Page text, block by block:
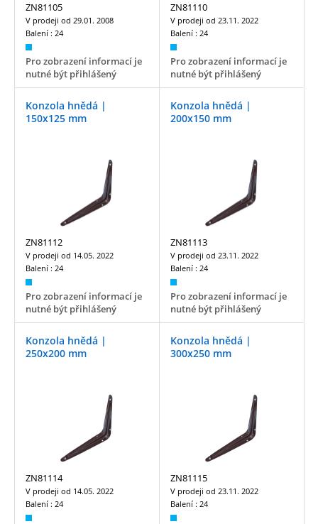
ZN81105
V prodeji od 29.01. 2008
Balení : 24
Pro zobrazení informací je
nutné být přihlášený
ZN81110
V prodeji od 23.11. 2022
Balení : 24
Pro zobrazení informací je
nutné být přihlášený
Konzola hnědá |
150x125 mm
ZN81112
V prodeji od 14.05. 2022
Balení : 24
Pro zobrazení informací je
nutné být přihlášený
Konzola hnědá |
200x150 mm
ZN81113
V prodeji od 23.11. 2022
Balení : 24
Pro zobrazení informací je
nutné být přihlášený
Konzola hnědá |
250x200 mm
ZN81114
V prodeji od 14.05. 2022
Balení : 24
Konzola hnědá |
300x250 mm
ZN81115
V prodeji od 23.11. 2022
Balení : 24